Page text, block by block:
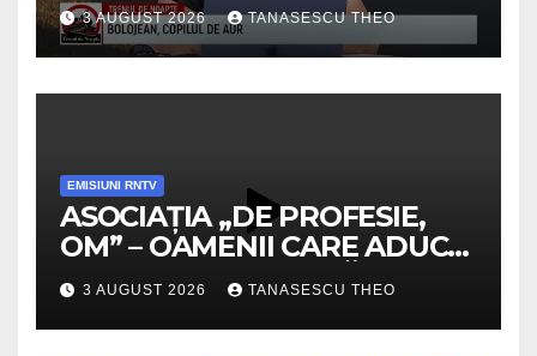
3 AUGUST 2026 TANASESCU THEO
EMISIUNI RNTV
ASOCIAȚIA „DE PROFESIE,
OM” – OAMENII CARE ADUC
VALOARE COMUNITĂȚII /
SECRETELE SUCCESULUI
/VIDEO
3 AUGUST 2026 TANASESCU THEO